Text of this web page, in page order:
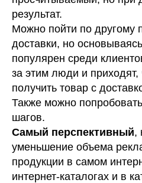
результат.
Можно пойти по другому
доставки, но
популярен среди
за этим люди и
получить товар с
Также можно
шагов.
Самый перспективный,
уменьшение объема
продукции в самом
интернет-каталогах и в